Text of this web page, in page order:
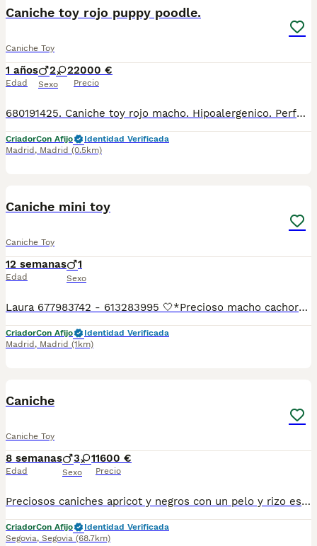
Caniche toy rojo puppy poodle.
Caniche Toy
1 años
Edad
2 2
Sexo
2000 €
Precio
680191425. Caniche toy rojo macho. Hipoalergenico. Perfecto color rojo pimenton sin manchas, sin prognatismo, Entregados vacunados, desparasitados, con pedigre, garantia de salud virica y congenita, sanos y felices. And we speak english 659158297. Criadero familiar y cria responsable con la mejor alimentacion, y cuidados veterinarios en extensos corrales de juego y ejercicio. Cachorros muy socializados con personas y otros perros. Criamos Caniche toy, Pomeranias, Bichon maltes coreano, Maltipoo, Crestado chino, Mastin napolitano. Envios a: Andalucía: Almería, Cádiz, Córdoba, Granada, Huelva, Jaén, Málaga, Sevilla. Aragón: Huesca, Teruel, Zaragoza. Principado de Asturias: Asturias. Cantabria: Cantabria. Castilla y León: Ávila, Burgos, León, Palencia, Salamanca, Segovia, Soria, Valladolid, Zamora. Castilla-La Mancha: Albacete, Ciudad Real, Cuenca, Guadalajara, Toledo. Cataluña: Barcelona, Girona, Lleida, Tarragona. Comunidad Valenciana: Alicante, Castellón, Valencia. Extremadura: Badajoz, Cáceres. Galicia: A Coruña, Lugo, Ourense, Pontevedra. Comunidad de Madrid: Madrid. Región de Murcia: Murcia. Comunidad Foral de Navarra: Navarra. País Vasco: Álava, Bizkaia, Gipuzkoa. La Rioja: La Rioja.
CriadorCon Afijo
Identidad Verificada
Madrid , Madrid (0.5km)
Caniche mini toy
Caniche Toy
12 semanas
Edad
1
Sexo
Laura 677983742 - 613283995 🤍*Precioso macho cachorro de Caniche mini toy , no llegara a los kilos de adulto tacita de te *🤍 ¿Buscas un nuevo compañero para tu hogar? ❤️ Tenemos preciosos cachorros listos para encontrar una familia responsable. ✅ Vacunados ✅ Desparasitados ✅ Cartilla sanitaria ✅ Garantías incluidas ✅ Máxima atención y cuidado Se hacen envíos a toda España: Andalucía: Almería, Cádiz, Córdoba, Granada, Huelva, Jaén, Málaga, Sevilla.Aragón: Huesca, Teruel, Zaragoza.Asturias: Oviedo.Baleares: Palma.Canarias: Las Palmas de Gran Canaria, Santa Cruz de Tenerife.Cantabria: Santander.Castilla-La Mancha: Albacete, Ciudad Real, Cuenca, Guadalajara, Toledo.Castilla y León: Ávila, Burgos, León, Palencia, Salamanca, Segovia, Soria, Valladolid, Zamora.Cataluña: Barcelona, Gerona (Girona), Lérida (Lleida), Tarragona.Comunidad Valenciana: Alicante, Castellón de la Plana, Valencia.Extremadura: Badajoz, Cáceres.Galicia: La Coruña (A Coruña), Lugo, Orense (Ourense), Pontevedra.La Rioja: Logroño.Madrid: Madrid.Murcia: Murcia.Navarra: Pamplona.País Vasco: Bilbao (Vizcaya), San Sebastián (Guipúzcoa), Vitoria (Álava). 🐾 Cachorros sanos, sociables y criados con mucho cariño. 📲 ¡Pregunta sin compromiso por disponibilidad, fotos y precios por mensaje privado!
CriadorCon Afijo
Identidad Verificada
Madrid , Madrid (1km)
Caniche
Caniche Toy
8 semanas
Edad
3 1
Sexo
1600 €
Precio
Preciosos caniches apricot y negros con un pelo y rizo especial . Ideales para alérgicos por su crecimiento continuo. Criados en ambientes familiar y responsable. Perritos sociales y alegres. Se pueden ver sin compromiso en nuestro de entrega. Núcleo zoológico propio y más de 15 años de experiencia en cría y selección. Se entregan con: ✔️vacunas acordes a su edad ✔️desparasitados ✔️cartilla de vacunación ✔️pasaporte y chip ✔️garantía sanitaria por escrito ✔️pack de pienso ✔️Transportin para su viaje Escríbenos 650132470/677031944
CriadorCon Afijo
Identidad Verificada
Segovia, Segovia (68.7km)